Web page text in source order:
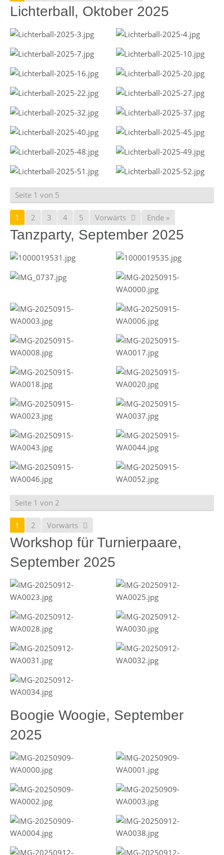
Lichterball, Oktober 2025
Seite 1 von 5
1 2 3 4 5 Vorwärts Ende »
Tanzparty, September 2025
Seite 1 von 2
1 2 Vorwärts
Workshop für Turnierpaare,
September 2025
Boogie Woogie, September
2025